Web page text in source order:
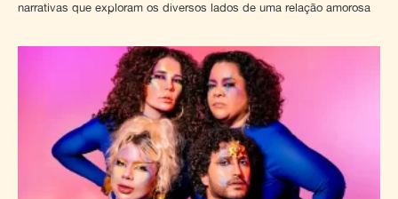
narrativas que exploram os diversos lados de uma relação amorosa